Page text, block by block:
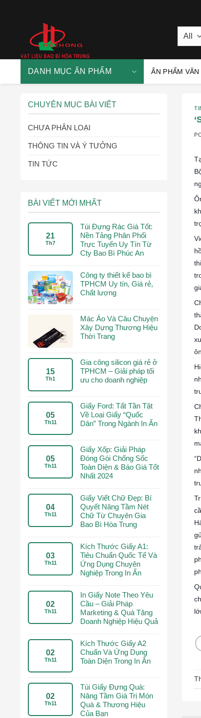
DANH MỤC ẤN PHẨM ẤN PHẨM VĂN
CHUYÊN MỤC BÀI VIẾT
CHƯA PHÂN LOẠI
THÔNG TIN VÀ Ý TƯỞNG
TIN TỨC
BÀI VIẾT MỚI MHẤT
21
Th7
Túi Đựng Rác Giá Tốt:
Nền Tảng Phân Phối
Trực Tuyến Uy Tín Từ
Cty Bao Bì Phúc An
Công ty thiết kế bao bì
TPHCM Uy tín, Giá rẻ,
Chất lượng
Mác Áo Và Câu Chuyện
Xây Dựng Thương Hiệu
Thời Trang
15
Th1
Gia công silicon giá rẻ ở
TPHCM – Giải pháp tối
ưu cho doanh nghiệp
05
Th11
Giấy Ford: Tất Tần Tật
Về Loại Giấy “Quốc
Dân” Trong Ngành In Ấn
05
Th11
Giấy Xốp: Giải Pháp
Đóng Gói Chống Sốc
Toàn Diện & Báo Giá Tốt
Nhất 2024
04
Th11
Giấy Viết Chữ Đẹp: Bí
Quyết Nâng Tầm Nét
Chữ Từ Chuyên Gia
Bao Bì Hòa Trung
03
Th11
Kích Thước Giấy A1:
Tiêu Chuẩn Quốc Tế Và
Ứng Dụng Chuyên
Nghiệp Trong In Ấn
02
Th11
In Giấy Note Theo Yêu
Cầu – Giải Pháp
Marketing & Quà Tặng
Doanh Nghiệp Hiệu Quả
02
Th11
Kích Thước Giấy A2
Chuẩn Và Ứng Dụng
Toàn Diện Trong In Ấn
02
Th11
Túi Giấy Đựng Quà:
Nâng Tầm Giá Trị Món
Quà & Thương Hiệu
Của Bạn